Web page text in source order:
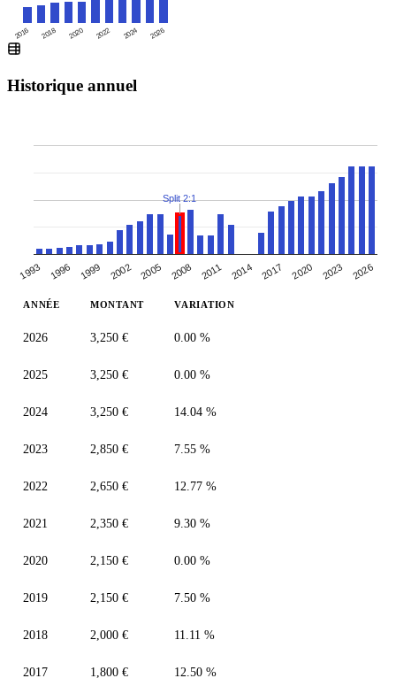
2016 2018 2020 2022 2024 2026
Historique annuel
1993 1996 1999 2002 2005 2008 2011 2014 2017 2020 2023 2026
Split 2:1
ANNÉE MONTANT VARIATION
2026 3,250 € 0.00 %
2025 3,250 € 0.00 %
2024 3,250 € 14.04 %
2023 2,850 € 7.55 %
2022 2,650 € 12.77 %
2021 2,350 € 9.30 %
2020 2,150 € 0.00 %
2019 2,150 € 7.50 %
2018 2,000 € 11.11 %
2017 1,800 € 12.50 %